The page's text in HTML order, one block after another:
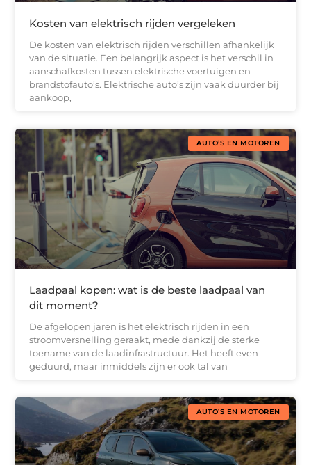
Kosten van elektrisch rijden vergeleken
De kosten van elektrisch rijden verschillen afhankelijk
van de situatie. Een belangrijk aspect is het verschil in
aanschafkosten tussen elektrische voertuigen en
brandstofauto’s. Elektrische auto’s zijn vaak duurder bij
aankoop,
AUTO’S EN MOTOREN
Laadpaal kopen: wat is de beste laadpaal van
dit moment?
De afgelopen jaren is het elektrisch rijden in een
stroomversnelling geraakt, mede dankzij de sterke
toename van de laadinfrastructuur. Het heeft even
geduurd, maar inmiddels zijn er ook tal van
AUTO’S EN MOTOREN